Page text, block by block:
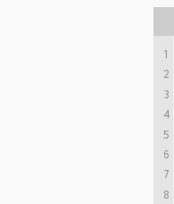
1
2
3
4
5
6
7
8